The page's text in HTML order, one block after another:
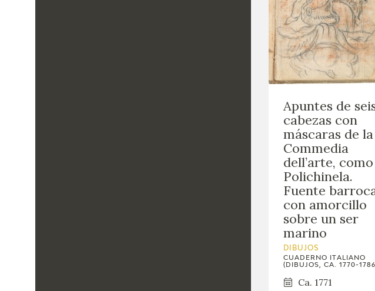
Apuntes de
cabezas con
máscaras de la
Commedia
dell’arte, como
Polichinela.
Fuente
con amorcillo
sobre un ser
marino
DIBUJOS
CUADERNO ITALIANO
(DIBUJOS, CA. 1770-
Ca. 1771